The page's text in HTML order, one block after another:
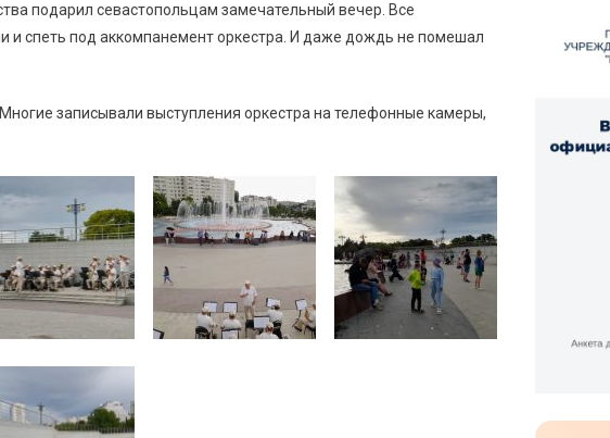
подарил севастопольцам замечательный вечер. Все
спеть под аккомпанемент оркестра. И даже дождь не помешал
записывали выступления оркестра на телефонные камеры,